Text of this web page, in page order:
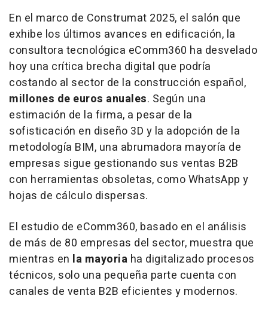
En el marco de Construmat 2025, el salón que
exhibe los últimos avances en edificación, la
consultora tecnológica eComm360 ha desvelado
hoy una crítica brecha digital que podría
costando al sector de la construcción español,
millones de euros anuales. Según una
estimación de la firma, a pesar de la
sofisticación en diseño 3D y la adopción de la
metodología BIM, una abrumadora mayoría de
empresas sigue gestionando sus ventas B2B
con herramientas obsoletas, como WhatsApp y
hojas de cálculo dispersas.
El estudio de eComm360, basado en el análisis
de más de 80 empresas del sector, muestra que
mientras en la mayoria ha digitalizado procesos
técnicos, solo una pequeña parte cuenta con
canales de venta B2B eficientes y modernos.